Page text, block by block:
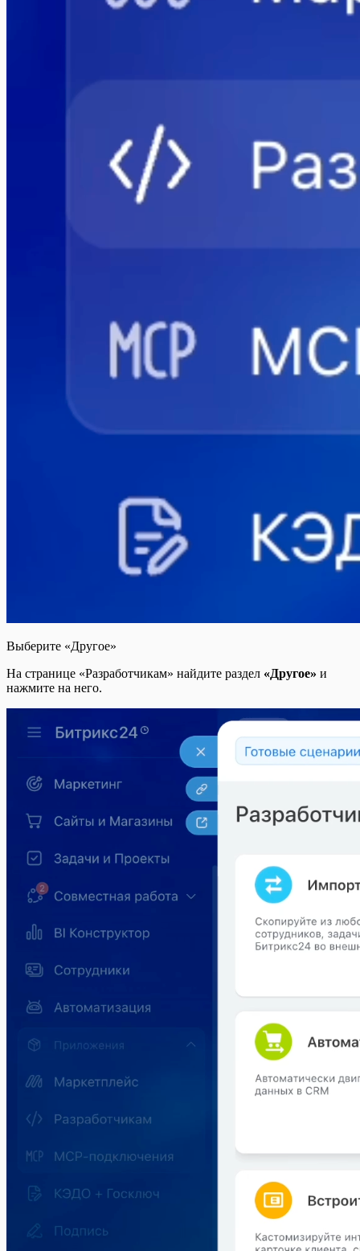
Выберите «Другое»
На странице «Разработчикам» найдите раздел «Другое» и
нажмите на него.